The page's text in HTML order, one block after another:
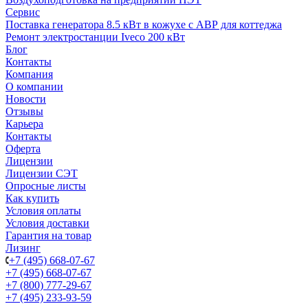
Сервис
Поставка генератора 8.5 кВт в кожухе с АВР для коттеджа
Ремонт электростанции Iveco 200 кВт
Блог
Контакты
Компания
О компании
Новости
Отзывы
Карьера
Контакты
Оферта
Лицензии
Лицензии СЭТ
Опросные листы
Как купить
Условия оплаты
Условия доставки
Гарантия на товар
Лизинг
+7 (495) 668-07-67
+7 (495) 668-07-67
+7 (800) 777-29-67
+7 (495) 233-93-59